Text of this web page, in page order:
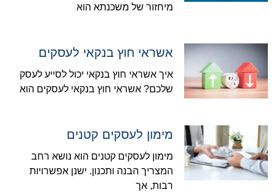
מיחזור של משכנתא הוא
אשראי חוץ בנקאי לעסקים
איך אשראי חוץ בנקאי יכול לסייע לעסק
שלכם? אשראי חוץ בנקאי לעסקים הוא
מימון לעסקים קטנים
מימון לעסקים קטנים הוא נושא רחב
המצריך הבנה ותכנון. ישנן אפשרויות
רבות, אך